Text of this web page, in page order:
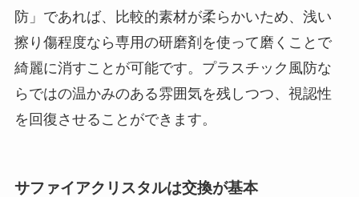
防」であれば、比較的素材が柔らかいため、浅い
擦り傷程度なら専用の研磨剤を使って磨くことで
綺麗に消すことが可能です。プラスチック風防な
らではの温かみのある雰囲気を残しつつ、視認性
を回復させることができます。
サファイアクリスタルは交換が基本